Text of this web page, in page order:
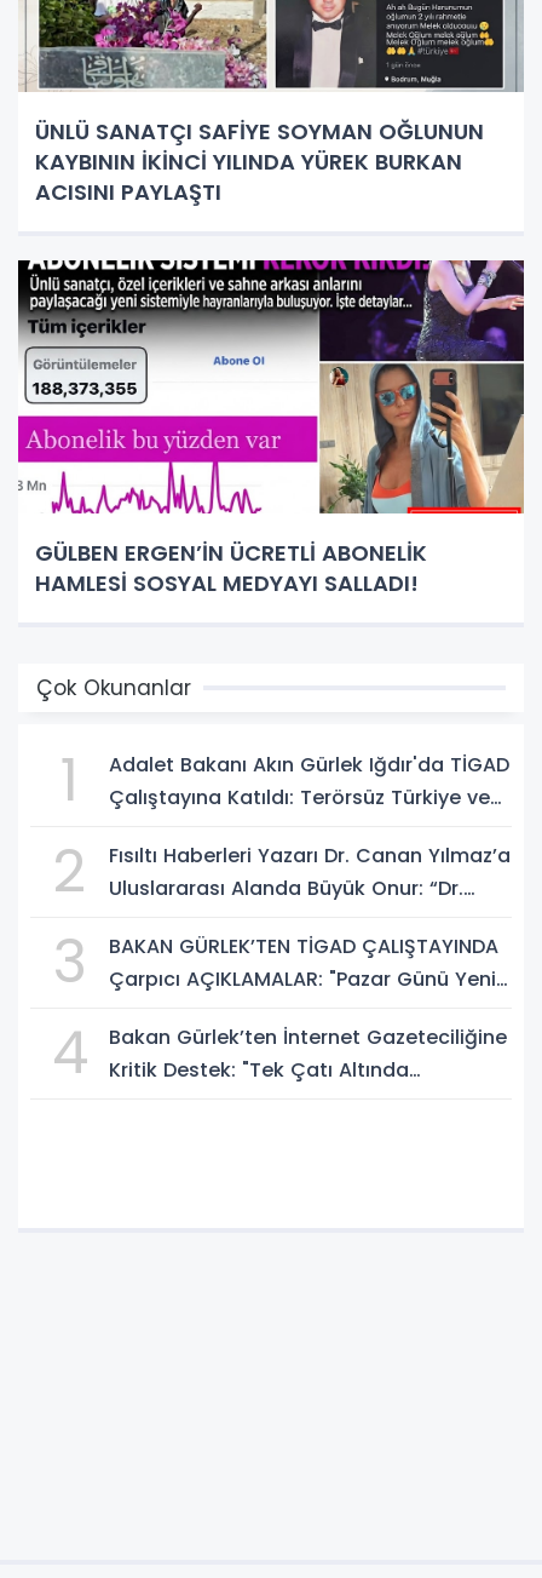
ÜNLÜ SANATÇI SAFİYE SOYMAN OĞLUNUN
KAYBININ İKİNCİ YILINDA YÜREK BURKAN
ACISINI PAYLAŞTI
GÜLBEN ERGEN’İN ÜCRETLİ ABONELİK
HAMLESİ SOSYAL MEDYAYI SALLADI!
Çok Okunanlar
1
Adalet Bakanı Akın Gürlek Iğdır'da TİGAD
Çalıştayına Katıldı: Terörsüz Türkiye ve
2
Fısıltı Haberleri Yazarı Dr. Canan Yılmaz’a
Uluslararası Alanda Büyük Onur: “Dr.
3
BAKAN GÜRLEK’TEN TİGAD ÇALIŞTAYINDA
Çarpıcı AÇIKLAMALAR: "Pazar Günü Yeni
4
Bakan Gürlek’ten İnternet Gazeteciliğine
Kritik Destek: "Tek Çatı Altında